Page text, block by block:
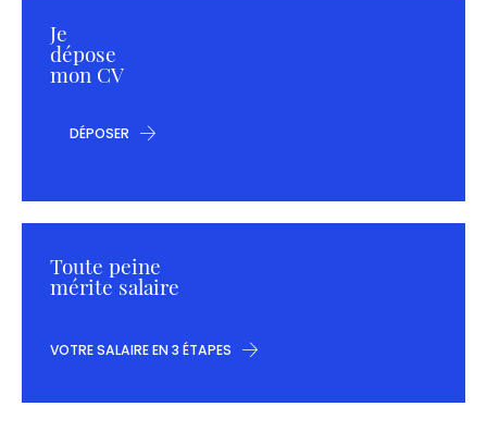
Je
dépose
mon CV
DÉPOSER
Toute peine
mérite salaire
VOTRE SALAIRE EN 3 ÉTAPES